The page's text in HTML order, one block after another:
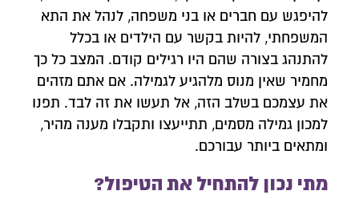
להיפגש עם חברים או בני משפחה, לנהל את התא
המשפחתי, להיות בקשר עם הילדים או בכלל
להתנהג בצורה שהם היו רגילים קודם. המצב כל כך
מחמיר שאין מנוס מלהגיע לגמילה. אם אתם מזהים
את עצמכם בשלב הזה, אל תעשו את זה לבד. תפנו
למכון גמילה מסמים, תתייעצו ותקבלו מענה מהיר,
ומתאים ביותר עבורכם.
מתי נכון להתחיל את הטיפול?